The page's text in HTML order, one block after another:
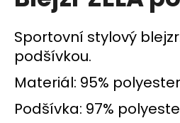
z
5
hvězdiček.
Sportovní stylový
podšívkou.
Materiál: 95%
Podšívka: 97%
j
í
t
?